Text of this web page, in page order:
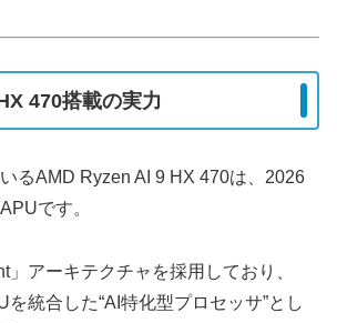
470搭載の実力
るAMD Ryzen AI 9 HX 470は、2026
です。
」アーキテクチャを採用しており、
統合した“AI特化型プロセッサ”とし